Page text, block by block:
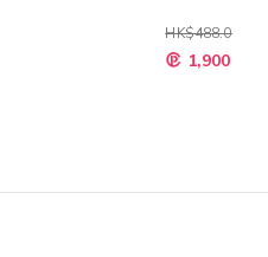
HK$488.0
特 1,900